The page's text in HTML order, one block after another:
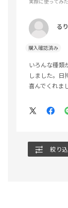
るり
購入確認済み
いろんな種類
しました。日
喜んでくれま
絞り